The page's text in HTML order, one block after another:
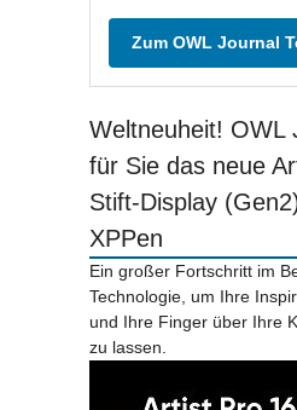
Zum OWL Journal
Weltneuheit! OWL
für Sie das neue
Stift-Display
XPPen
Ein großer Fortschritt im
Technologie, um Ihre
und Ihre Finger über Ihre
zu lassen.